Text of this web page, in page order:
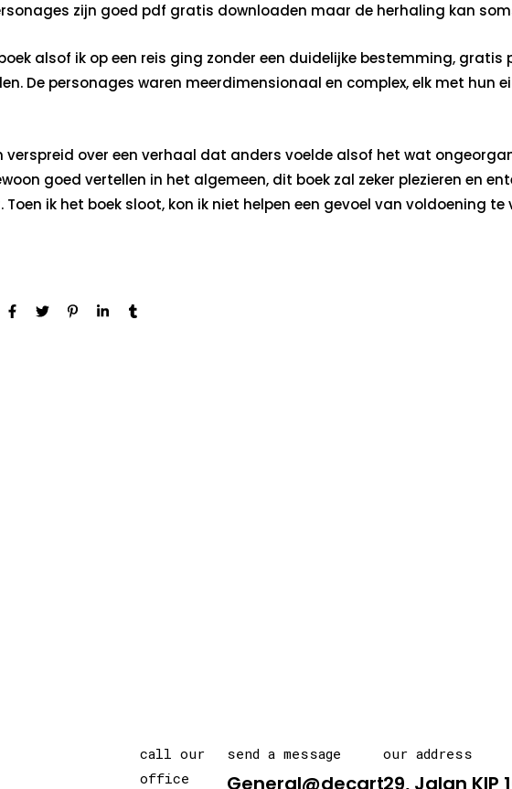
zijn goed pdf gratis downloaden maar de herhaling kan
alsof ik op een reis ging zonder een duidelijke bestemming,
De personages waren meerdimensionaal en complex, elk met hun
over een verhaal dat anders voelde alsof het wat
goed vertellen in het algemeen, dit boek zal zeker plezieren en
ik het boek sloot, kon ik niet helpen een gevoel van voldoening te
call our
office
send a message
General@decarton.asia
our address
29, Jalan KIP